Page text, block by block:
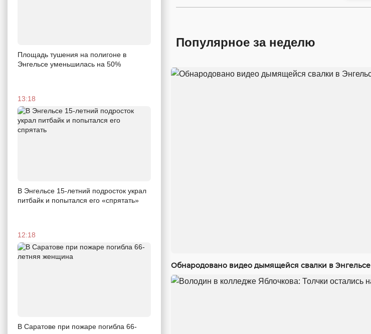
Площадь тушения на полигоне в
Энгельсе уменьшилась на 50%
13:18
В Энгельсе 15-летний подросток украл
питбайк и попытался его «спрятать»
12:18
В Саратове при пожаре погибла 66-
Популярное за неделю
Обнародовано видео дымящейся свалки в Энгельсе